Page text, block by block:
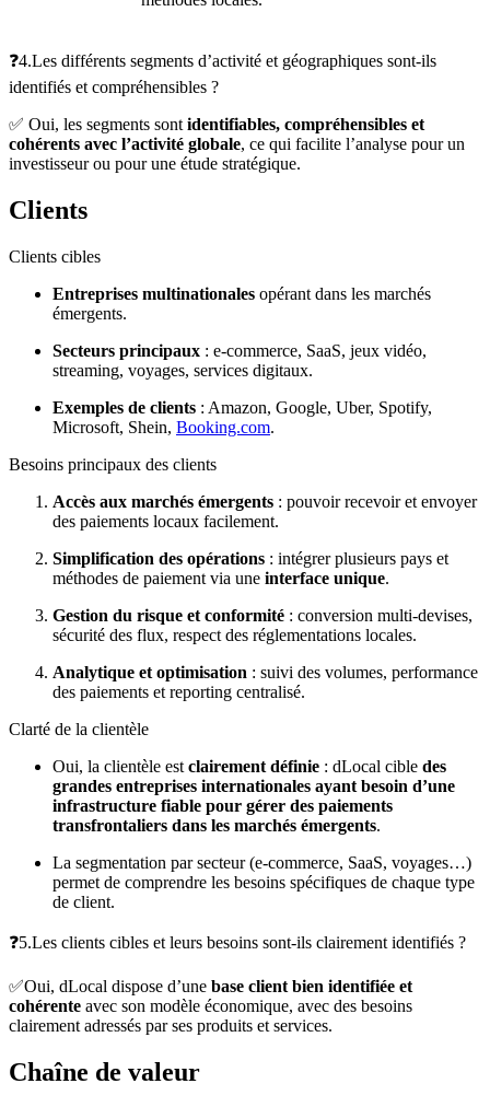
❓4.Les différents segments d’activité et géographiques sont-ils
identifiés et compréhensibles ?
✅ Oui, les segments sont identifiables, compréhensibles et
cohérents avec l’activité globale, ce qui facilite l’analyse pour un
investisseur ou pour une étude stratégique.
Clients
Clients cibles
Entreprises multinationales opérant dans les marchés
émergents.
Secteurs principaux : e‑commerce, SaaS, jeux vidéo,
streaming, voyages, services digitaux.
Exemples de clients : Amazon, Google, Uber, Spotify,
Microsoft, Shein, Booking.com.
Besoins principaux des clients
Accès aux marchés émergents : pouvoir recevoir et envoyer
des paiements locaux facilement.
Simplification des opérations : intégrer plusieurs pays et
méthodes de paiement via une interface unique.
Gestion du risque et conformité : conversion multi-devises,
sécurité des flux, respect des réglementations locales.
Analytique et optimisation : suivi des volumes, performance
des paiements et reporting centralisé.
Clarté de la clientèle
Oui, la clientèle est clairement définie : dLocal cible des
grandes entreprises internationales ayant besoin d’une
infrastructure fiable pour gérer des paiements
transfrontaliers dans les marchés émergents.
La segmentation par secteur (e‑commerce, SaaS, voyages…)
permet de comprendre les besoins spécifiques de chaque type
de client.
❓5.Les clients cibles et leurs besoins sont-ils clairement identifiés ?
✅Oui, dLocal dispose d’une base client bien identifiée et
cohérente avec son modèle économique, avec des besoins
clairement adressés par ses produits et services.
Chaîne de valeur